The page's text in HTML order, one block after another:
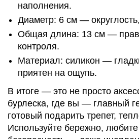
наполнения.
Диаметр: 6 см —
Общая длина: 13 см —
контроля.
Материал: силикон —
приятен на ощупь.
В итоге — это не просто
бурлеска, где вы — главный
готовый подарить трепет,
Используйте бережно,